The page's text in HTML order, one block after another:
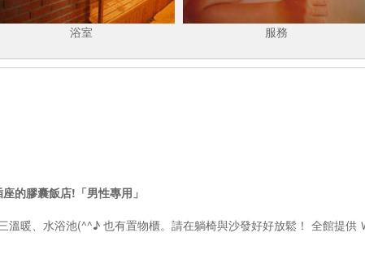
浴室 服務
的膠囊飯店!「男性專用」
溫暖、水浴池(^^♪ 也有置物櫃。請在躺椅與沙發好好放鬆！ 全館提供